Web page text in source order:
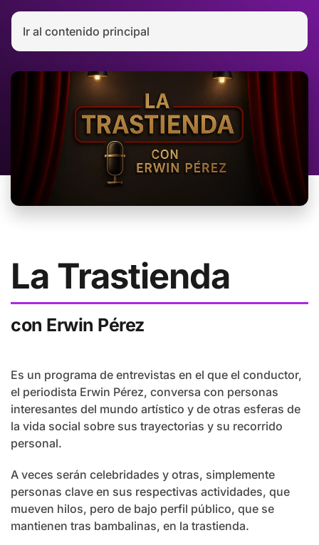
Ir al contenido principal
La Trastienda
con Erwin Pérez
Es un programa de entrevistas en el que el conductor,
el periodista Erwin Pérez, conversa con personas
interesantes del mundo artístico y de otras esferas de
la vida social sobre sus trayectorias y su recorrido
personal.
A veces serán celebridades y otras, simplemente
personas clave en sus respectivas actividades, que
mueven hilos, pero de bajo perfil público, que se
mantienen tras bambalinas, en la trastienda.